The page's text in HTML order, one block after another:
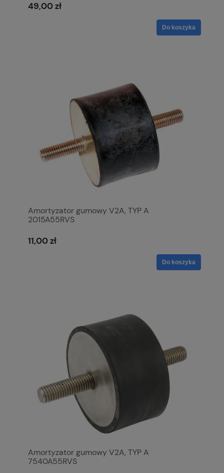
49,00 zł
Do koszyka
Amortyzator gumowy V2A, TYP A
2015A55RVS
11,00 zł
Do koszyka
Amortyzator gumowy V2A, TYP A
7540A55RVS